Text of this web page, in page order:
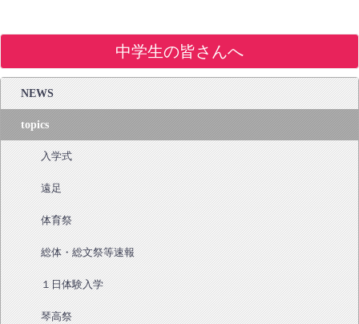
中学生の皆さんへ
NEWS
topics
入学式
遠足
体育祭
総体・総文祭等速報
１日体験入学
琴高祭